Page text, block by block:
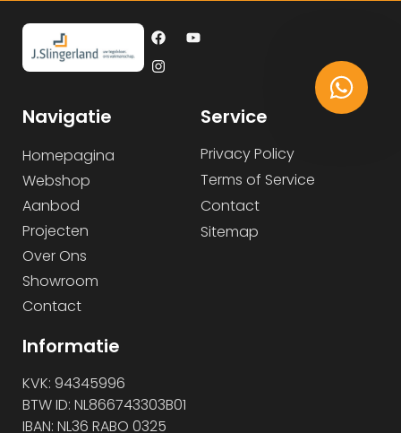
Navigatie
Homepagina
Webshop
Aanbod
Projecten
Over Ons
Showroom
Contact
Service
Privacy Policy
Terms of Service
Contact
Sitemap
Informatie
KVK: 94345996
BTW ID: NL866743303B01
IBAN: NL36 RABO 0325